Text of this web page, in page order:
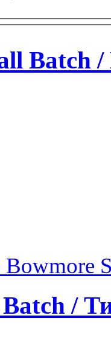
Batch
Bowmore
Batch /